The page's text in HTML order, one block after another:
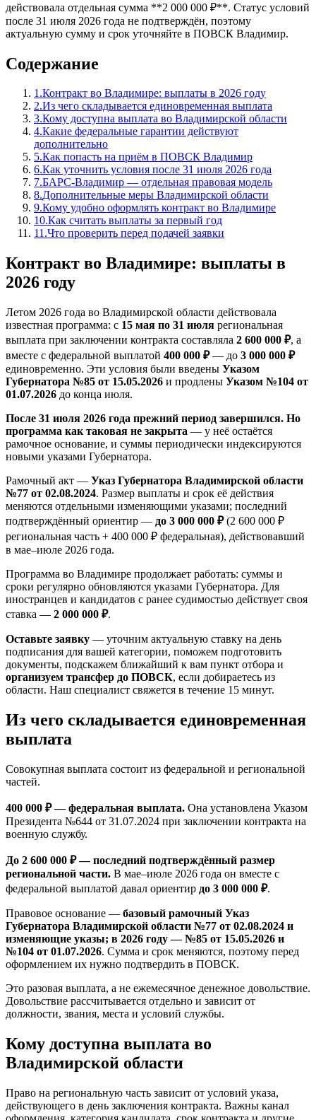
действовала отдельная сумма **2 000 000 ₽**. Статус условий
после 31 июля 2026 года не подтверждён, поэтому
актуальную сумму и срок уточняйте в ПОВСК Владимир.
Содержание
1.Контракт во Владимире: выплаты в 2026 году
2.Из чего складывается единовременная выплата
3.Кому доступна выплата во Владимирской области
4.Какие федеральные гарантии действуют
дополнительно
5.Как попасть на приём в ПОВСК Владимир
6.Как уточнить условия после 31 июля 2026 года
7.БАРС-Владимир — отдельная правовая модель
8.Дополнительные меры Владимирской области
9.Кому удобно оформлять контракт во Владимире
10.Как считать выплаты за первый год
11.Что проверить перед подачей заявки
Контракт во Владимире: выплаты в
2026 году
Летом 2026 года во Владимирской области действовала
известная программа: с 15 мая по 31 июля региональная
выплата при заключении контракта составляла 2 600 000 ₽, а
вместе с федеральной выплатой 400 000 ₽— до 3 000 000 ₽
единовременно. Эти условия были введены Указом
Губернатора №85 от 15.05.2026 и продлены Указом №104 от
01.07.2026 до конца июля.
После 31 июля 2026 года прежний период завершился. Но
программа как таковая не закрыта — у неё остаётся
рамочное основание, и суммы периодически индексируются
новыми указами Губернатора.
Рамочный акт — Указ Губернатора Владимирской области
№77 от 02.08.2024. Размер выплаты и срок её действия
меняются отдельными изменяющими указами; последний
подтверждённый ориентир — до 3 000 000 ₽(2 600 000 ₽
региональная часть + 400 000 ₽ федеральная), действовавший
в мае–июле 2026 года.
Программа во Владимире продолжает работать: суммы и
сроки регулярно обновляются указами Губернатора. Для
иностранцев и кандидатов с ранее судимостью действует своя
ставка — 2 000 000 ₽.
Оставьте заявку — уточним актуальную ставку на день
подписания для вашей категории, поможем подготовить
документы, подскажем ближайший к вам пункт отбора и
организуем трансфер до ПОВСК, если добираетесь из
области. Наш специалист свяжется в течение 15 минут.
Из чего складывается единовременная
выплата
Совокупная выплата состоит из федеральной и региональной
частей.
400 000 ₽ — федеральная выплата. Она установлена Указом
Президента №644 от 31.07.2024 при заключении контракта на
военную службу.
До 2 600 000 ₽ — последний подтверждённый размер
региональной части. В мае–июле 2026 года он вместе с
федеральной выплатой давал ориентир до 3 000 000 ₽.
Правовое основание — базовый рамочный Указ
Губернатора Владимирской области №77 от 02.08.2024 и
изменяющие указы; в 2026 году — №85 от 15.05.2026 и
№104 от 01.07.2026. Сумма и срок меняются, поэтому перед
оформлением их нужно подтвердить в ПОВСК.
Это разовая выплата, а не ежемесячное денежное довольствие.
Довольствие рассчитывается отдельно и зависит от
должности, звания, места и условий службы.
Кому доступна выплата во
Владимирской области
Право на региональную часть зависит от условий указа,
действующего в день заключения контракта. Важны канал